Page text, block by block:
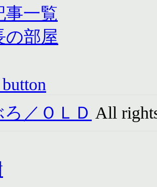
事一覧
の部屋
／ＯＬＤ All